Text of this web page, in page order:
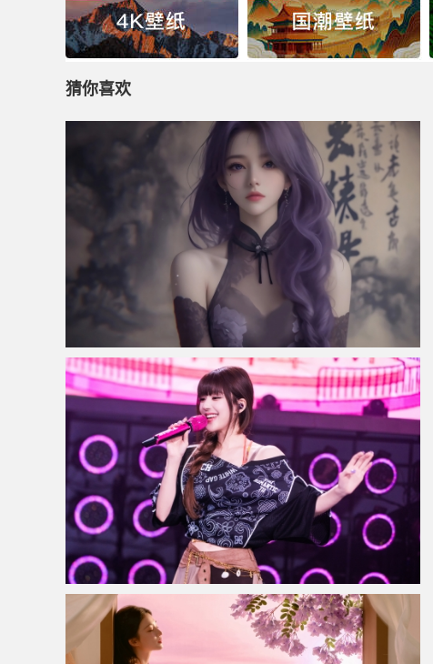
猜你喜欢
仙侠凌仙 紫色长卷发美女 古风古典 4K壁纸
赵露思澳门演唱会图片4K高清壁纸3840x2160